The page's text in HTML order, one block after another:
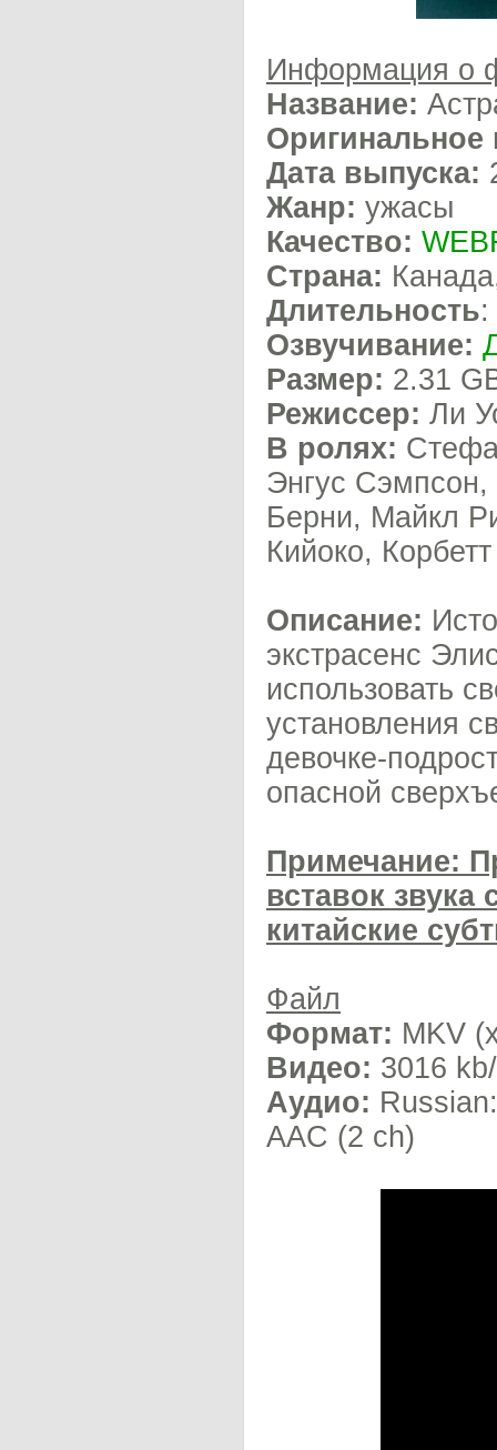
Информация о
Название:
Оригинальное
Дата выпуска:
Жанр: ужасы
Качество:
Страна:
Длительность:
Озвучивание:
Размер: 2.31
Режиссер: Ли
В ролях:
Энгус
Берни, Майкл
Кийоко,
Описание:
экстрасенс
использовать
установления
девочке-
опасной
Примечание:
вставок
китайские
Файл
Формат: MKV
Видео: 3016
Аудио:
AAC (2 ch)